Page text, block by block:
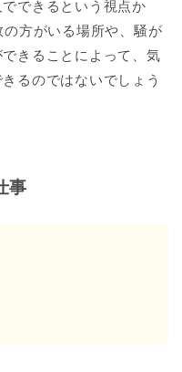
できるという視点か
方がいる場所や、騒が
きることによって、気
るのではないでしょう
事